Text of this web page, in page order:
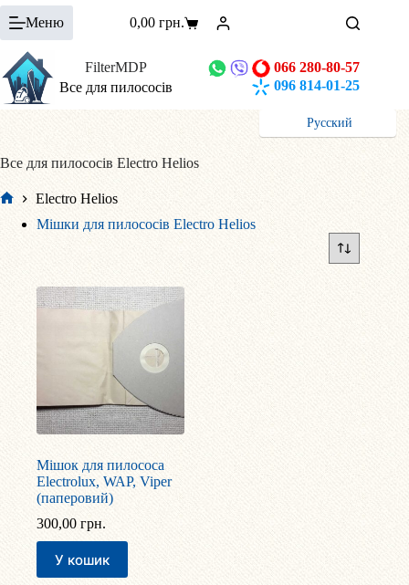
Перейти
до
вмісту
Меню Кошик
0,00грн.
FilterMDP
Все для пилососів
066 280-80-57
096 814-01-25
Русский
Все для пилососів Electro Helios
Головна
Electro Helios
Мішки для пилососів Electro Helios
Мішок для пилососа
Electrolux, WAP, Viper
(паперовий)
300,00 грн.
У кошик